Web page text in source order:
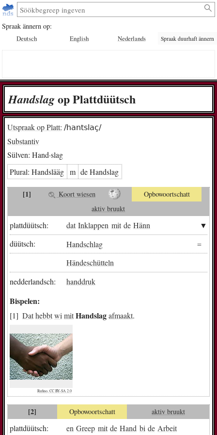
Spraak ännern op:
Deutsch English Nederlands Spraak duurhaft ännern
Hand­slagop Plattdüütsch
Utspraak op Platt: /hantslaç/
Substantiv
Sülven: Hand·slag
Plural:Hand­slääg m de Hand­slag
[1] Koort wiesen
Opbowoortschatt
aktiv bruukt
plattdüütsch: dat Inklappen mit de Hänn
düütsch:
Handschlag
Händeschütteln
nedderlandsch:
handdruk
Bispelen:
Dathebbtwi mitHandslagafmaakt.
Rufino, CC BY-SA 2.0
[2] Opbowoortschatt aktiv bruukt
plattdüütsch: en Greep mit de Hand bi de Arbeit